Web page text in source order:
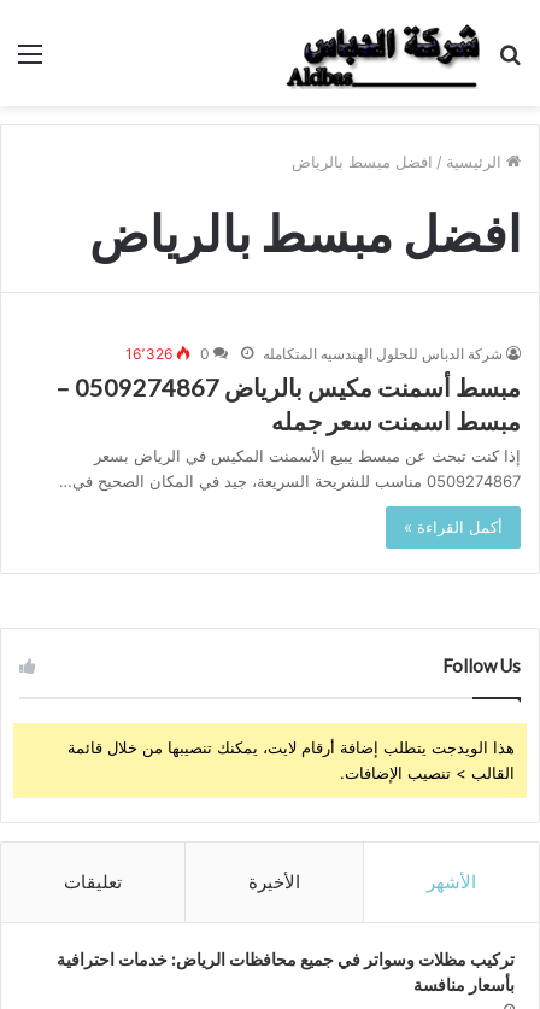
بحث
عن
الرئيسية / افضل مبسط بالرياض
افضل مبسط بالرياض
شركة الدباس للحلول الهندسيه المتكامله 0 16٬326
مبسط أسمنت مكيس بالرياض 0509274867 –
مبسط اسمنت سعر جمله
إذا كنت تبحث عن مبسط يبيع الأسمنت المكيس في الرياض بسعر
0509274867 مناسب للشريحة السريعة، جيد في المكان الصحيح في…
أكمل القراءة »
Follow Us
هذا الويدجت يتطلب إضافة أرقام لايت، يمكنك تنصيبها من خلال قائمة
القالب > تنصيب الإضافات.
الأشهر الأخيرة تعليقات
تركيب مظلات وسواتر في جميع محافظات الرياض: خدمات احترافية
بأسعار منافسة